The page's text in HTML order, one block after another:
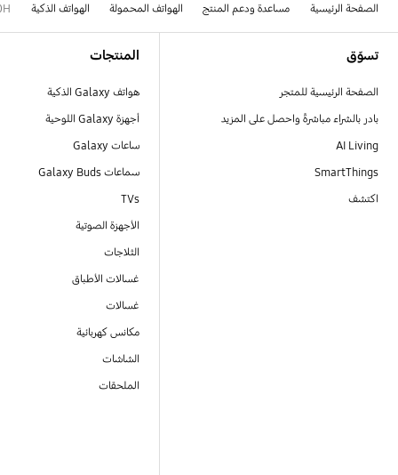
الصفحة الرئيسية مساعدة ودعم المنتج الهواتف المحمولة الهواتف الذكية
تسوّق
الصفحة الرئيسية للمتجر
بادر بالشراء مباشرةً واحصل على المزيد
AI Living
SmartThings
اكتشف
المنتجات
هواتف Galaxy الذكية
أجهزة Galaxy اللوحية
ساعات Galaxy
سماعات Galaxy Buds
TVs
الأجهزة الصوتية
الثلاجات
غسالات الأطباق
غسالات
مكانس كهربائية
الشاشات
الملحقات